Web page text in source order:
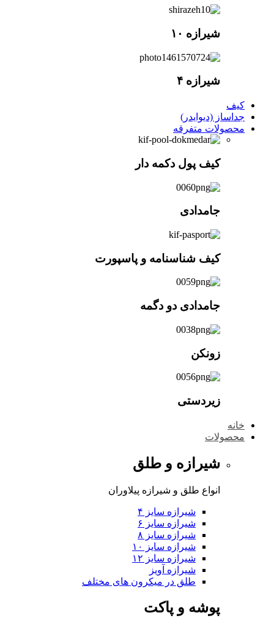
شیرازه ۱۰
شیرازه ۴
کیف
جداساز (دیوایدر)
محصولات متفرقه
کیف پول دکمه دار
جامدادی
کیف شناسنامه و پاسپورت
جامدادی دو دگمه
زونکن
زیردستی
خانه
محصولات
شیرازه و طلق
انواع طلق و شیرازه پیلاوران
شیرازه سایز ۴
شیرازه سایز ۶
شیرازه سایز ۸
شیرازه سایز ۱۰
شیرازه سایز ۱۲
شیرازه آویز
طلق در میکرون های مختلف
پوشه و پاکت